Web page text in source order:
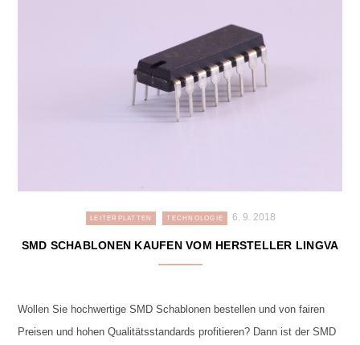
LEITERPLATTEN TECHNOLOGIE 6. 9. 2018
SMD SCHABLONEN KAUFEN VOM HERSTELLER LINGVA
Wollen Sie hochwertige SMD Schablonen bestellen und von fairen
Preisen und hohen Qualitätsstandards profitieren? Dann ist der SMD